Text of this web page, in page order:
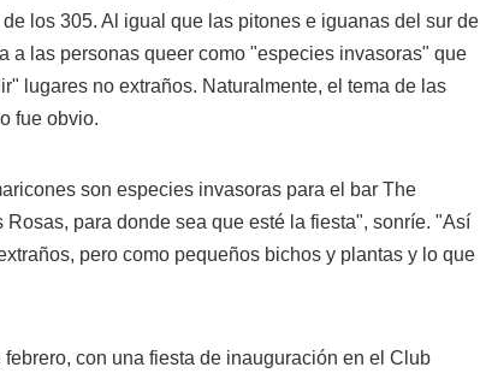
los 305. Al igual que las pitones e iguanas del sur de
a las personas queer como "especies invasoras" que
lugares no extraños. Naturalmente, el tema de las
fue obvio.
son especies invasoras para el bar The
Rosas, para donde sea que esté la fiesta", sonríe. "Así
pero como pequeños bichos y plantas y lo que
con una fiesta de inauguración en el Club